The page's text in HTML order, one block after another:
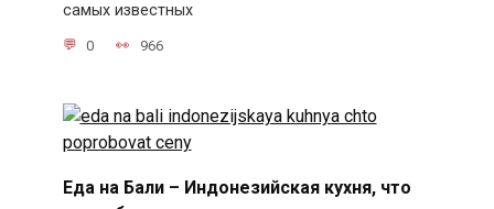
самых известных
0 966
Еда на Бали – Индонезийская кухня, что